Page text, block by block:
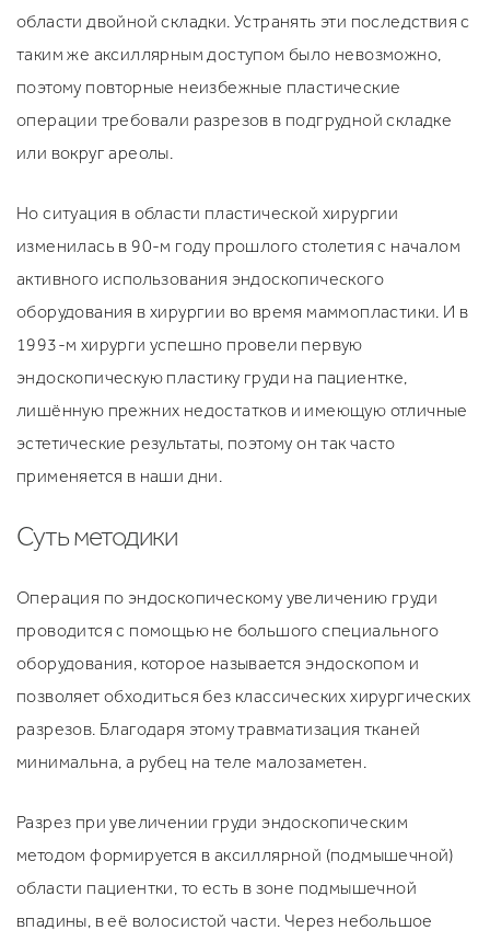
области двойной складки. Устранять эти последствия с
таким же аксиллярным доступом было невозможно,
поэтому повторные неизбежные пластические
операции требовали разрезов в подгрудной складке
или вокруг ареолы.
Но ситуация в области пластической хирургии
изменилась в 90-м году прошлого столетия с началом
активного использования эндоскопического
оборудования в хирургии во время маммопластики. И в
1993-м хирурги успешно провели первую
эндоскопическую пластику груди на пациентке,
лишённую прежних недостатков и имеющую отличные
эстетические результаты, поэтому он так часто
применяется в наши дни.
Суть методики
Операция по эндоскопическому увеличению груди
проводится с помощью не большого специального
оборудования, которое называется эндоскопом и
позволяет обходиться без классических хирургических
разрезов. Благодаря этому травматизация тканей
минимальна, а рубец на теле малозаметен.
Разрез при увеличении груди эндоскопическим
методом формируется в аксиллярной (подмышечной)
области пациентки, то есть в зоне подмышечной
впадины, в её волосистой части. Через небольшое